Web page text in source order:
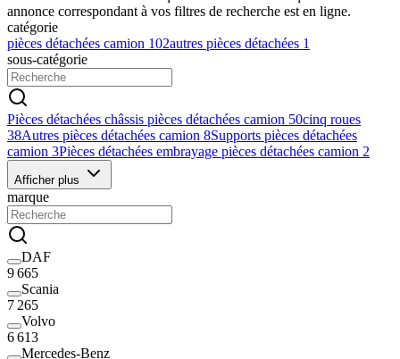
annonce correspondant à vos filtres de recherche est en ligne.
catégorie
pièces détachées camion 102autres pièces détachées 1
sous-catégorie
Pièces détachées châssis pièces détachées camion 50cinq roues
38Autres pièces détachées camion 8Supports pièces détachées
camion 3Pièces détachées embrayage pièces détachées camion 2
Afficher plus
marque
DAF
9 665
Scania
7 265
Volvo
6 613
Mercedes-Benz